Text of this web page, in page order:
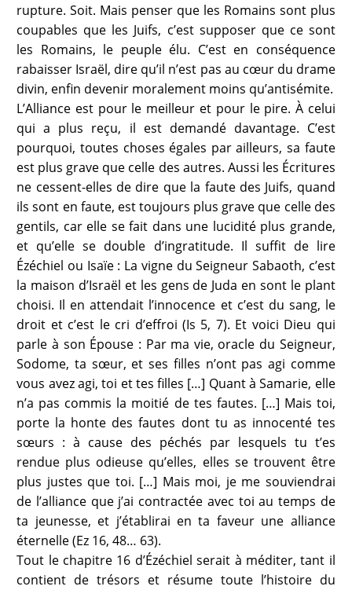
rupture. Soit. Mais penser que les Romains sont plus
coupables que les Juifs, c’est supposer que ce sont
les Romains, le peuple élu. C’est en conséquence
rabaisser Israël, dire qu’il n’est pas au cœur du drame
divin, enfin devenir moralement moins qu’antisémite.
L’Alliance est pour le meilleur et pour le pire. À celui
qui a plus reçu, il est demandé davantage. C’est
pourquoi, toutes choses égales par ailleurs, sa faute
est plus grave que celle des autres. Aussi les Écritures
ne cessent-elles de dire que la faute des Juifs, quand
ils sont en faute, est toujours plus grave que celle des
gentils, car elle se fait dans une lucidité plus grande,
et qu’elle se double d’ingratitude. Il suffit de lire
Ézéchiel ou Isaïe : La vigne du Seigneur Sabaoth, c’est
la maison d’Israël et les gens de Juda en sont le plant
choisi. Il en attendait l’innocence et c’est du sang, le
droit et c’est le cri d’effroi (Is 5, 7). Et voici Dieu qui
parle à son Épouse : Par ma vie, oracle du Seigneur,
Sodome, ta sœur, et ses filles n’ont pas agi comme
vous avez agi, toi et tes filles […] Quant à Samarie, elle
n’a pas commis la moitié de tes fautes. […] Mais toi,
porte la honte des fautes dont tu as innocenté tes
sœurs : à cause des péchés par lesquels tu t’es
rendue plus odieuse qu’elles, elles se trouvent être
plus justes que toi. […] Mais moi, je me souviendrai
de l’alliance que j’ai contractée avec toi au temps de
ta jeunesse, et j’établirai en ta faveur une alliance
éternelle (Ez 16, 48… 63).
Tout le chapitre 16 d’Ézéchiel serait à méditer, tant il
contient de trésors et résume toute l’histoire du